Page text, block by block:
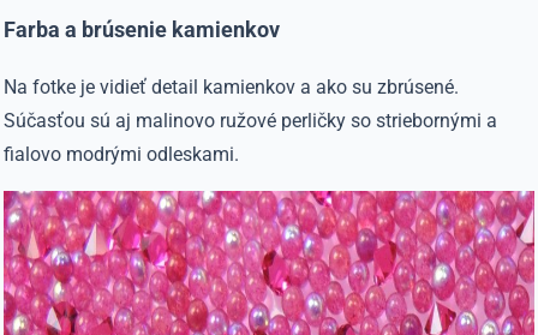
Farba a brúsenie kamienkov
Na fotke je vidieť detail kamienkov a ako su zbrúsené.
Súčasťou sú aj malinovo ružové perličky so striebornými a
fialovo modrými odleskami.